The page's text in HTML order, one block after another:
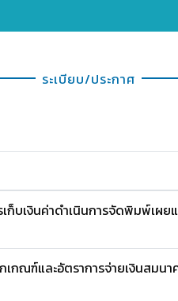
ระเบียบ/ประกาศ
เก็บเงินค่าดำเนินการจัดพิมพ์เผ
เกณฑ์และอัตราการจ่ายเงินสมน